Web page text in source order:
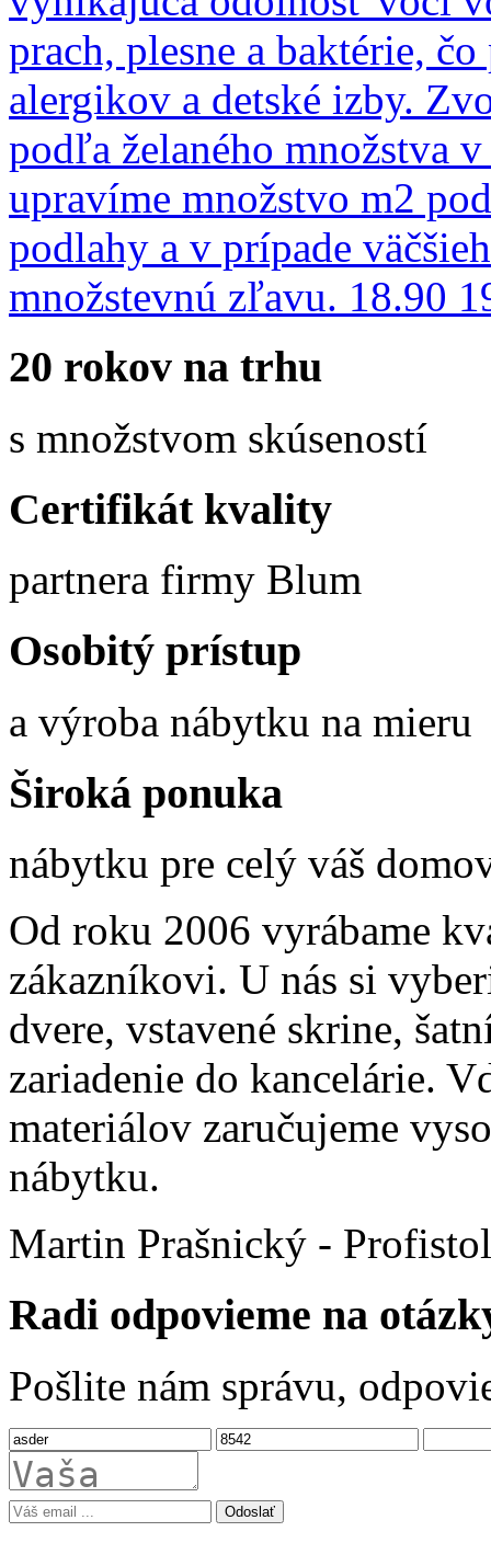
prach, plesne a baktérie,
alergikov a detské izby.
podľa želaného množstva
upravíme množstvo m2
podlahy a v prípade
množstevnú zľavu. 18.90
20 rokov na trhu
s množstvom skúseností
Certifikát kvality
partnera firmy Blum
Osobitý prístup
a výroba nábytku na mieru
Široká ponuka
nábytku pre celý váš
Od roku 2006 vyrábame
zákazníkovi. U nás si
dvere, vstavené skrine,
zariadenie do kancelárie.
materiálov zaručujeme
nábytku.
Martin Prašnický -
Radi odpovieme na
Pošlite nám správu,
Odoslať